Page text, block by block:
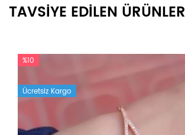
TAVSİYE EDİLEN ÜRÜNLER
%10
Ücretsiz Kargo